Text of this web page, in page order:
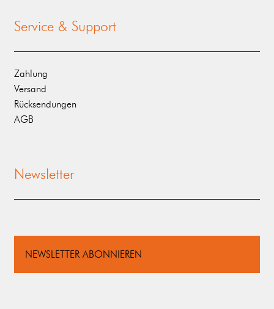
Service & Support
Zahlung
Versand
Rücksendungen
AGB
Newsletter
NEWSLETTER ABONNIEREN